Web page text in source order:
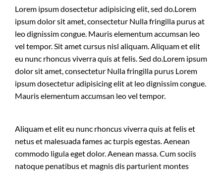
Lorem ipsum dosectetur adipisicing elit, sed do.Lorem
ipsum dolor sit amet, consectetur Nulla fringilla purus at
leo dignissim congue. Mauris elementum accumsan leo
vel tempor. Sit amet cursus nisl aliquam. Aliquam et elit
eu nunc rhoncus viverra quis at felis. Sed do.Lorem ipsum
dolor sit amet, consectetur Nulla fringilla purus Lorem
ipsum dosectetur adipisicing elit at leo dignissim congue.
Mauris elementum accumsan leo vel tempor.
Aliquam et elit eu nunc rhoncus viverra quis at felis et
netus et malesuada fames ac turpis egestas. Aenean
commodo ligula eget dolor. Aenean massa. Cum sociis
natoque penatibus et magnis dis parturient montes